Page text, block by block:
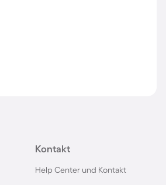
Kontakt
Help Center und Kontakt